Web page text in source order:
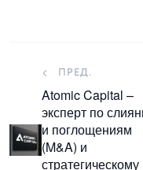
ПРЕД.
Atomic Capital –
эксперт по
и поглощениям
(M&A) и
стратегическому